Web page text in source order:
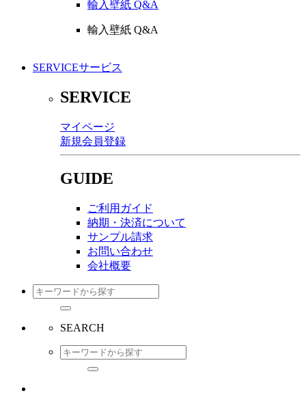
輸入壁紙 Q&A
輸入壁紙 Q&A
SERVICEサービス
SERVICE
マイページ
新規会員登録
GUIDE
ご利用ガイド
納期・決済について
サンプル請求
お問い合わせ
会社概要
SEARCH